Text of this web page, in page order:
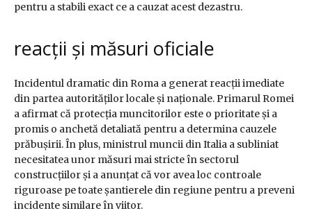
pentru a stabili exact ce a cauzat acest dezastru.
reacții și măsuri oficiale
Incidentul dramatic din Roma a generat reacții imediate
din partea autorităților locale și naționale. Primarul Romei
a afirmat că protecția muncitorilor este o prioritate și a
promis o anchetă detaliată pentru a determina cauzele
prăbușirii. În plus, ministrul muncii din Italia a subliniat
necesitatea unor măsuri mai stricte în sectorul
construcțiilor și a anunțat că vor avea loc controale
riguroase pe toate șantierele din regiune pentru a preveni
incidente similare în viitor.